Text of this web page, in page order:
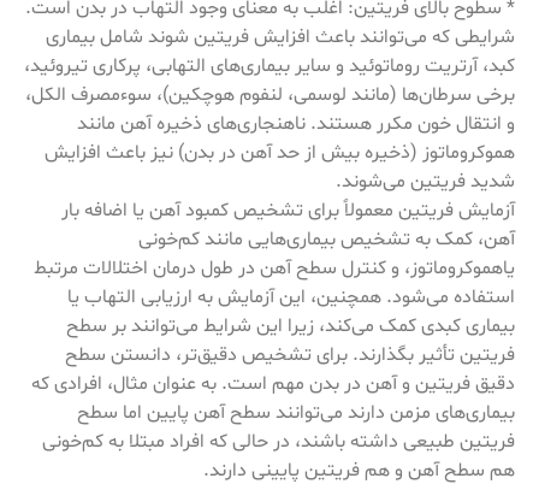
* سطوح بالای فریتین: اغلب به معنای وجود التهاب در بدن است.
شرایطی که می‌توانند باعث افزایش فریتین شوند شامل بیماری
کبد، آرتریت روماتوئید و سایر بیماری‌های التهابی، پرکاری تیروئید،
برخی سرطان‌ها (مانند لوسمی، لنفوم هوچکین)، سوءمصرف الکل،
و انتقال خون مکرر هستند. ناهنجاری‌های ذخیره آهن مانند
هموکروماتوز (ذخیره بیش از حد آهن در بدن) نیز باعث افزایش
شدید فریتین می‌شوند.
آزمایش فریتین معمولاً برای تشخیص کمبود آهن یا اضافه بار
آهن، کمک به تشخیص بیماری‌هایی مانند کم‌خونی
یاهموکروماتوز، و کنترل سطح آهن در طول درمان اختلالات مرتبط
استفاده می‌شود. همچنین، این آزمایش به ارزیابی التهاب یا
بیماری کبدی کمک می‌کند، زیرا این شرایط می‌توانند بر سطح
فریتین تأثیر بگذارند. برای تشخیص دقیق‌تر، دانستن سطح
دقیق فریتین و آهن در بدن مهم است. به عنوان مثال، افرادی که
بیماری‌های مزمن دارند می‌توانند سطح آهن پایین اما سطح
فریتین طبیعی داشته باشند، در حالی که افراد مبتلا به کم‌خونی
هم سطح آهن و هم فریتین پایینی دارند.